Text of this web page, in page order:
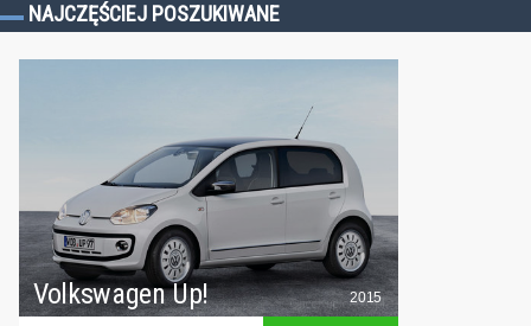
NAJCZĘŚCIEJ POSZUKIWANE
Volkswagen Up! 2015